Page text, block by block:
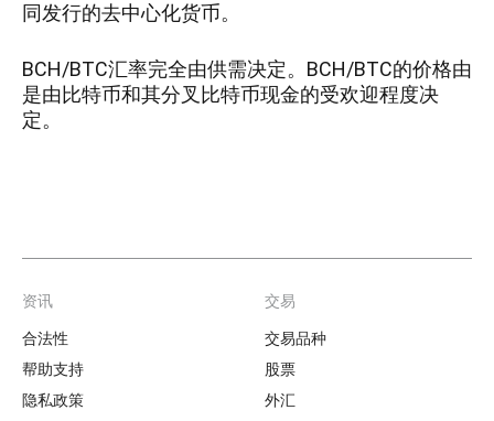
同发行的去中心化货币。
BCH/BTC汇率完全由供需决定。BCH/BTC的价格由
是由比特币和其分叉比特币现金的受欢迎程度决
定。
Footer
资讯
合法性
帮助支持
隐私政策
交易
交易品种
股票
外汇